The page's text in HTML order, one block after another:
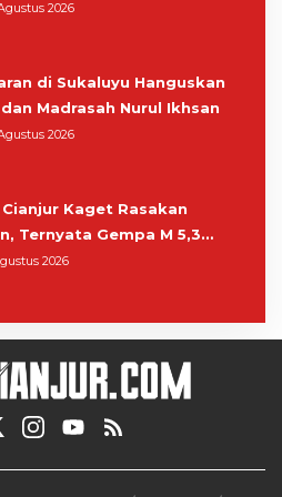
2026
di Sukaluyu Hanguskan
Madrasah Nurul Ikhsan
2026
Kaget Rasakan
Ternyata Gempa M 5,3
di Pangandaran
2026